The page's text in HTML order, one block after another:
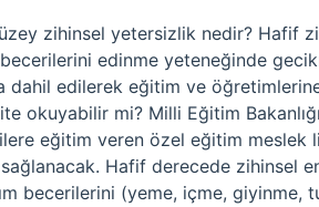
zihinsel yetersizlik nedir? Hafif
edinme yeteneğinde
dahil edilerek eğitim ve
okuyabilir mi? Milli Eğitim
eğitim veren özel eğitim meslek
Hafif derecede zihinsel
becerilerini (yeme, içme,